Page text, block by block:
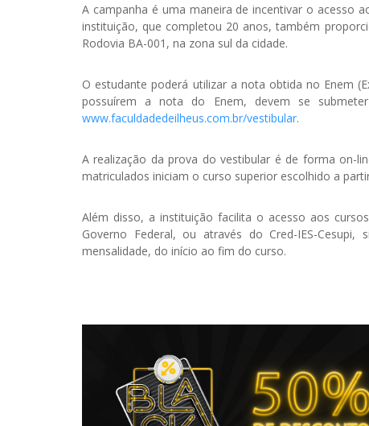
A campanha é uma maneira de incentivar o acesso
instituição, que completou 20 anos, também
Rodovia BA-001, na zona sul da cidade.
O estudante poderá utilizar a nota obtida no Enem
possuírem a nota do Enem, devem se
www.faculdadedeilheus.com.br/vestibular.
A realização da prova do vestibular é de forma on-
matriculados iniciam o curso superior escolhido a
Além disso, a instituição facilita o acesso aos
Governo Federal, ou através do Cred-IES-
mensalidade, do início ao fim do curso.